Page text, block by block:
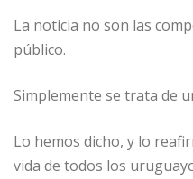
La noticia no son las
público.
Simplemente se trata de
Lo hemos dicho, y lo
vida de todos los